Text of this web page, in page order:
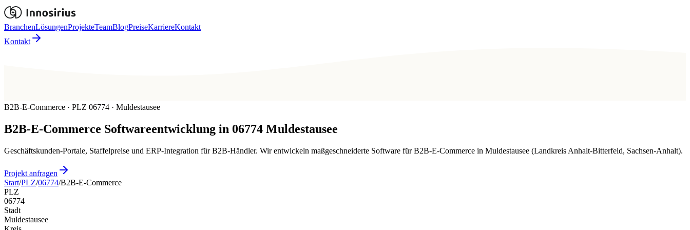
BranchenLösungenProjekteTeamBlogPreiseKarriereKontakt
Kontakt
B2B-E-Commerce · PLZ 06774 · Muldestausee
B2B-E-Commerce Softwareentwicklung in 06774 Muldestausee
Geschäftskunden-Portale, Staffelpreise und ERP-Integration für B2B-Händler. Wir entwickeln maßgeschneiderte Software für B2B-E-Commerce in Muldestausee (Landkreis Anhalt-Bitterfeld, Sachsen-Anhalt).
Projekt anfragen
Start/PLZ/06774/B2B-E-Commerce
PLZ
06774
Stadt
Muldestausee